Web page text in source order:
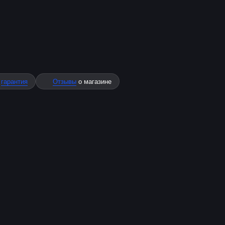
гарантия Отзывы о магазине